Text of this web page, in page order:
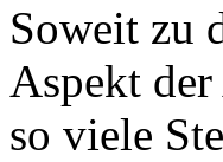
Soweit zu
Aspekt
so viele